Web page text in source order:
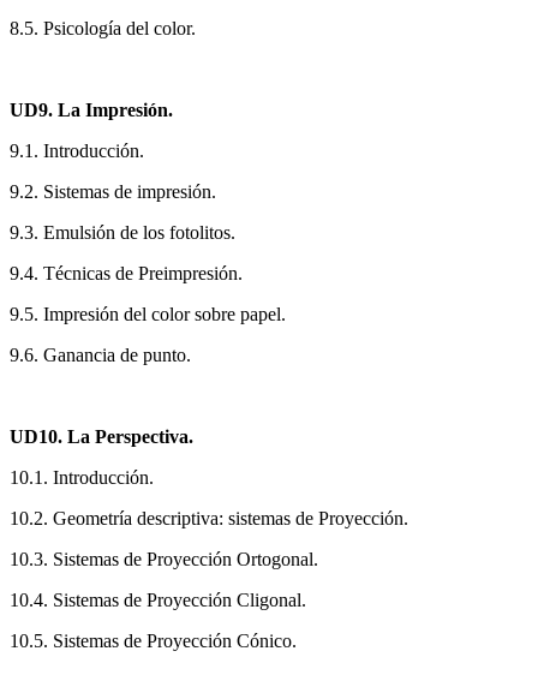
8.5. Psicología del color.
UD9. La Impresión.
9.1. Introducción.
9.2. Sistemas de impresión.
9.3. Emulsión de los fotolitos.
9.4. Técnicas de Preimpresión.
9.5. Impresión del color sobre papel.
9.6. Ganancia de punto.
UD10. La Perspectiva.
10.1. Introducción.
10.2. Geometría descriptiva: sistemas de Proyección.
10.3. Sistemas de Proyección Ortogonal.
10.4. Sistemas de Proyección Cligonal.
10.5. Sistemas de Proyección Cónico.